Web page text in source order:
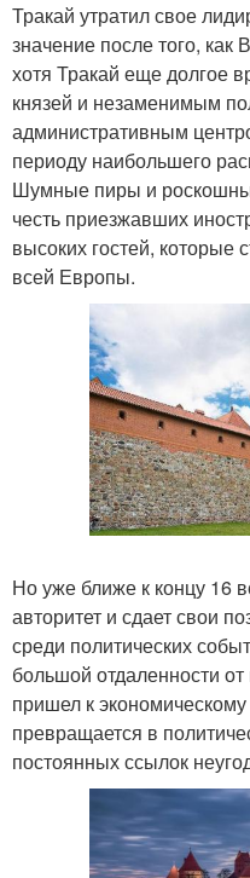
Тракай утратил свое
значение после того,
хотя Тракай еще долгое
князей и незаменимым
административным
периоду наибольшего
Шумные пиры и
честь приезжавших
высоких гостей, которые
всей Европы.
Но уже ближе к концу 16
авторитет и сдает свои
среди политических
большой отдаленности
пришел к
превращается в
постоянных ссылок